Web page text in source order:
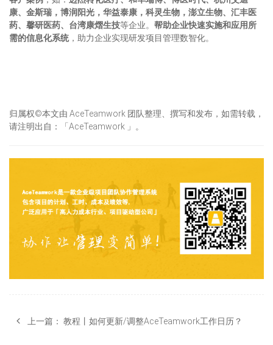
康、金斯瑞，博润阳光，华益泰康，科灵生物，澎立生物、汇丰医
药、馨研医药、台湾康熠生技等企业。 帮助企业快速实施和应用所
需的信息化系统，助力企业实现研发项目管理数智化。
归属权©本文由 AceTeamwork 团队整理、撰写和发布，如需转载，
请注明出自：「AceTeamwork 」。
上一篇： 教程丨如何更新/调整AceTeamwork工作日历？